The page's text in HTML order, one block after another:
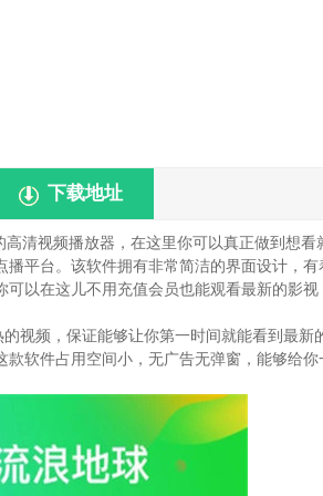
下载地址
清视频播放器，在这里你可以真正做到想
平台。该软件拥有非常简洁的界面设计，
以在这儿不用充值会员也能观看最新的影
视频，保证能够让你第一时间就能看到最新
软件占用空间小，无广告无弹窗，能够给